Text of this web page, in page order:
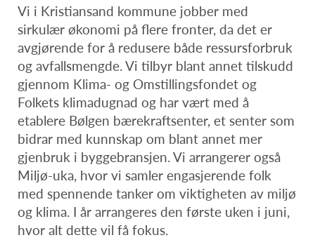
Vi i Kristiansand kommune jobber med
sirkulær økonomi på flere fronter, da det er
avgjørende for å redusere både ressursforbruk
og avfallsmengde. Vi tilbyr blant annet tilskudd
gjennom Klima- og Omstillingsfondet og
Folkets klimadugnad og har vært med å
etablere Bølgen bærekraftsenter, et senter som
bidrar med kunnskap om blant annet mer
gjenbruk i byggebransjen. Vi arrangerer også
Miljø-uka, hvor vi samler engasjerende folk
med spennende tanker om viktigheten av miljø
og klima. I år arrangeres den første uken i juni,
hvor alt dette vil få fokus.